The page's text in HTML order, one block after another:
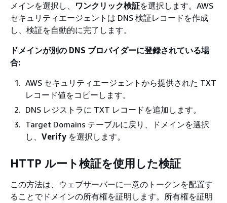
メインを選択し、 ワンクリック検証を選択します。AWS
セキュリティエージェントは DNS 検証レコードを作成
し、検証を自動的に完了します。
ドメインが別の DNS プロバイダーに登録されている場
合:
AWS セキュリティエージェントから提供された TXT
レコード値をコピーします。
DNS レジストラに TXT レコードを追加します。
Target Domains テーブルに戻り、ドメインを選択
し、 Verify を選択します。
HTTP ルート検証を使用した検証
この方法は、ウェブサーバーに一意のトークンを配置す
ることでドメインの所有権を証明します。所有権を証明